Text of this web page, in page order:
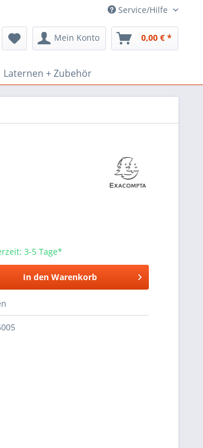
Service/Hilfe
Mein Konto 0,00 € *
Laternen + Zubehör
3-5 Tage*
In den Warenkorb